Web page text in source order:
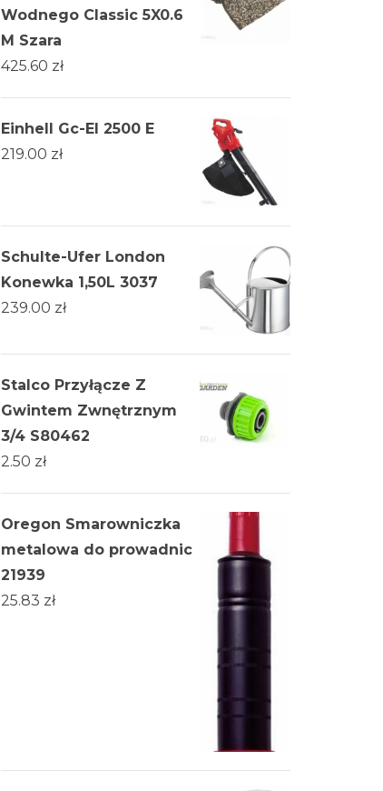
Wodnego Classic 5X0.6
M Szara
425.60 zł
Einhell Gc-El 2500 E
219.00 zł
Schulte-Ufer London
Konewka 1,50L 3037
239.00 zł
Stalco Przyłącze Z
Gwintem Zwnętrznym
3/4 S80462
2.50 zł
Oregon Smarowniczka
metalowa do prowadnic
21939
25.83 zł